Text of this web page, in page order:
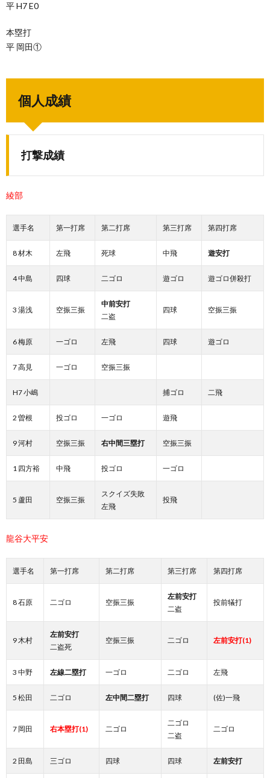
平 H7 E0
本塁打
平 岡田①
個人成績
打撃成績
綾部
選手名 第一打席 第二打席 第三打席 第四打席
8 材木 左飛 死球 中飛 遊安打
4 中島 四球 二ゴロ 遊ゴロ 遊ゴロ併殺打
3 湯浅 空振三振
中前安打
二盗
四球 空振三振
6 梅原 一ゴロ 左飛 四球 遊ゴロ
7 高見 一ゴロ 空振三振
H7 小嶋 捕ゴロ 二飛
2 曽根 投ゴロ 一ゴロ 遊飛
9 河村 空振三振 右中間三塁打 空振三振
1 四方裕 中飛 投ゴロ 一ゴロ
5 蘆田 空振三振
スクイズ失敗
左飛
投飛
龍谷大平安
選手名 第一打席 第二打席 第三打席 第四打席
8 石原 二ゴロ 空振三振
左前安打
二盗
投前犠打
9 木村
左前安打
二盗死
空振三振 二ゴロ 左前安打(1)
3 中野 左線二塁打 一ゴロ 二ゴロ 左飛
5 松田 二ゴロ 左中間二塁打 四球 (佐)一飛
7 岡田 右本塁打(1) 二ゴロ
二ゴロ
二盗
二ゴロ
2 田島 三ゴロ 四球 四球 左前安打